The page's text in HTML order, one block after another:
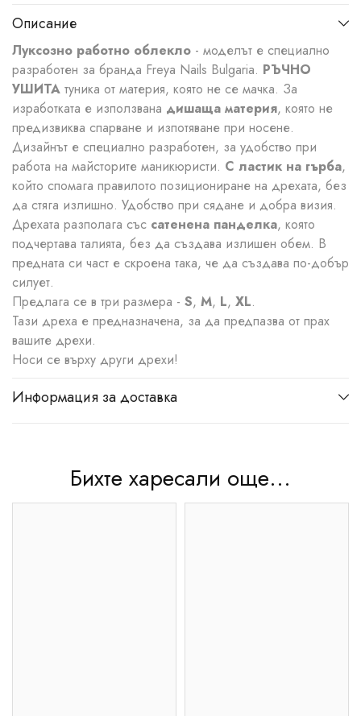
Описание
Луксозно работно облекло - моделът е специално
разработен за бранда Freya Nails Bulgaria. РЪЧНО
УШИТА туника от материя, която не се мачка. За
изработката е използвана дишаща материя, която не
предизвиква спарване и изпотяване при носене.
Дизайнът е специално разработен, за удобство при
работа на майсторите маникюристи. С ластик на гърба,
който спомага правилото позициониране на дрехата, без
да стяга излишно. Удобство при сядане и добра визия.
Дрехата разполага със сатенена панделка, която
подчертава талията, без да създава излишен обем. В
предната си част е скроена така, че да създава по-добър
силует.
Предлага се в три размера - S, М, L, XL.
Тази дреха е предназначена, за да предпазва от прах
вашите дрехи.
Носи се върху други дрехи!
Информация за доставка
Бихте харесали още...